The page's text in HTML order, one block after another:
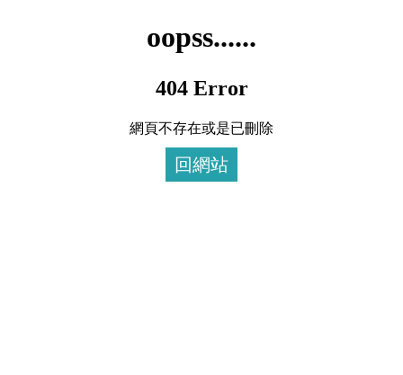
oopss......
404 Error
網頁不存在或是已刪除
回網站